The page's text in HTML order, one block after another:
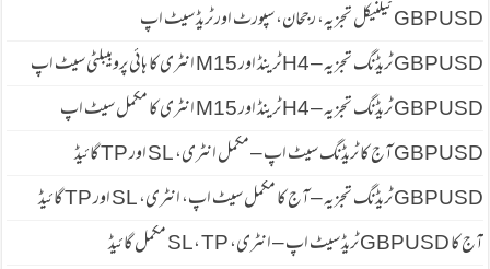
GBPUSD ٹیکنیکل تجزیہ، رجحان، سپورٹ اور ٹریڈ سیٹ اپ
GBPUSD ٹریڈنگ تجزیہ – H4 ٹرینڈ اور M15 انٹری کا ہائی پروبیبلٹی سیٹ اپ
GBPUSD ٹریڈنگ تجزیہ – H4 ٹرینڈ اور M15 انٹری کا مکمل سیٹ اپ
GBPUSD آج کا ٹریڈنگ سیٹ اپ – مکمل انٹری، SL اور TP گائیڈ
GBPUSD ٹریڈنگ تجزیہ – آج کا مکمل سیٹ اپ، انٹری، SL اور TP گائیڈ
آج کا GBPUSD ٹریڈ سیٹ اپ – انٹری، SL، TP مکمل گائیڈ